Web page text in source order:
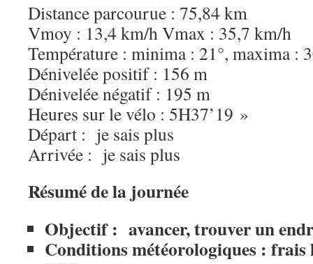
Distance parcourue : 75,84 km
Vmoy : 13,4 km/h Vmax : 35,7 km/h
Température : minima : 21°, maxima :
Dénivelée positif : 156 m
Dénivelée négatif : 195 m
Heures sur le vélo : 5H37’19 »
Départ : je sais plus
Arrivée : je sais plus
Résumé de la journée
Objectif : avancer, trouver un
Conditions météorologiques : frais